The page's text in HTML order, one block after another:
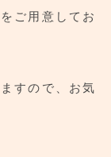
ご用意してお
すので、お気